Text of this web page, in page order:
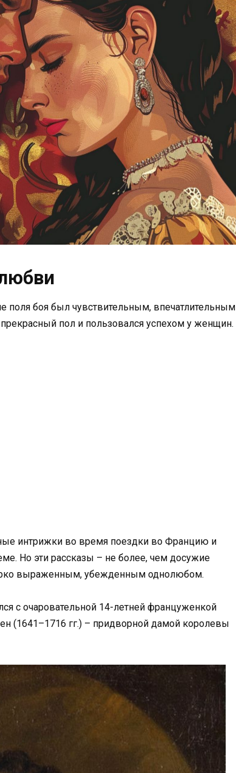
поля боя был чувствительным, впечатлительным
пол и пользовался успехом у женщин.
интрижки во время поездки во Францию и
Но эти рассказы – не более, чем досужие
выраженным, убежденным однолюбом.
с очаровательной 14-летней француженкой
(1641–1716 гг.) – придворной дамой королевы